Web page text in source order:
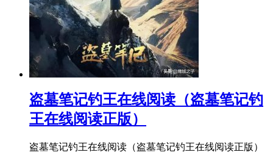
​盗墓笔记钓王在线阅读（盗墓笔记钓
王在线阅读正版）
盗墓笔记钓王在线阅读（盗墓笔记钓王在线阅读正版）